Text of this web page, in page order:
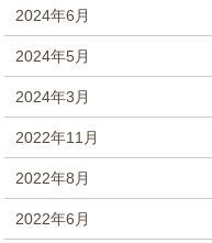
2024年6月
2024年5月
2024年3月
2022年11月
2022年8月
2022年6月